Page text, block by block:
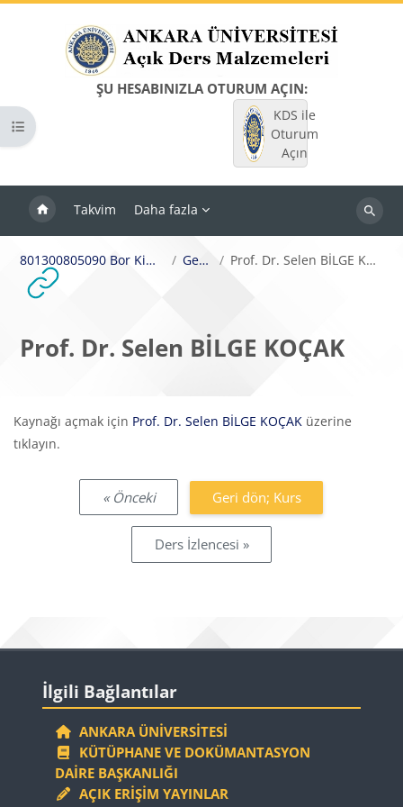
ŞU HESABINIZLA OTURUM AÇIN:
KDS ile
Oturum
Açın
Takvim Daha fazla
Dersleri
Kurs dizinini aç
801300805090 Bor Kimyası Genel Prof. Dr. Selen BİLGE KOÇAK
Prof. Dr. Selen BİLGE KOÇAK
Tamamlama Gereklilikleri
Kaynağı açmak için Prof. Dr. Selen BİLGE KOÇAK üzerine
tıklayın.
« Önceki Geri dön; Kurs
Ders İzlencesi »
Bloklar
İlgili Bağlantılar
ANKARA ÜNIVERSITESI
KÜTÜPHANE VE DOKÜMANTASYON
DAIRE BAŞKANLIĞI
AÇIK ERIŞIM YAYINLAR